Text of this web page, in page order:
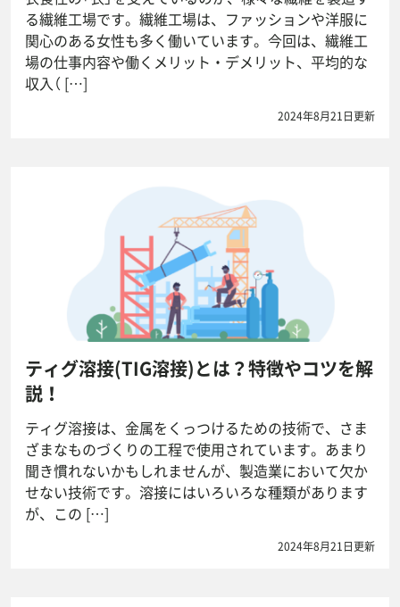
る繊維工場です。繊維工場は、ファッションや洋服に
関心のある女性も多く働いています。今回は、繊維工
場の仕事内容や働くメリット・デメリット、平均的な
収入（ […]
2024年8月21日更新
ティグ溶接(TIG溶接)とは？特徴やコツを解
説！
ティグ溶接は、金属をくっつけるための技術で、さま
ざまなものづくりの工程で使用されています。あまり
聞き慣れないかもしれませんが、製造業において欠か
せない技術です。溶接にはいろいろな種類があります
が、この […]
2024年8月21日更新